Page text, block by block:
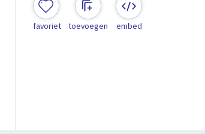
favoriet toevoegen embed